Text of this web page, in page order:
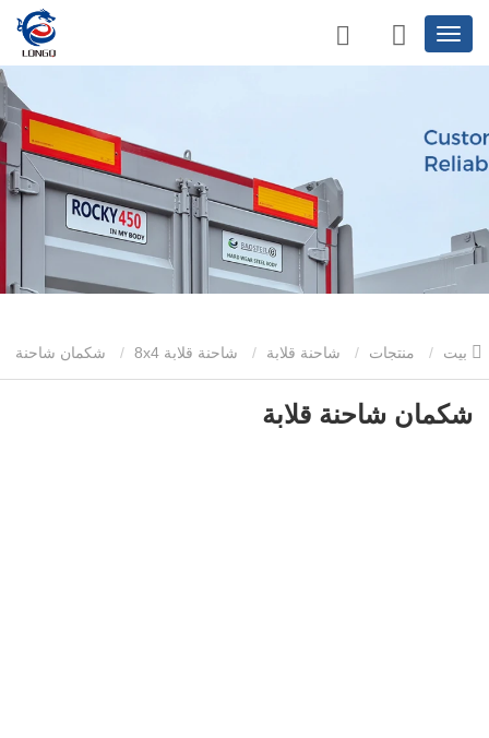
منتجات شاحنة قلابة شاحنة قلابة 8x4 شكمان شاحنة
قلابة
شكمان شاحنة قلابة